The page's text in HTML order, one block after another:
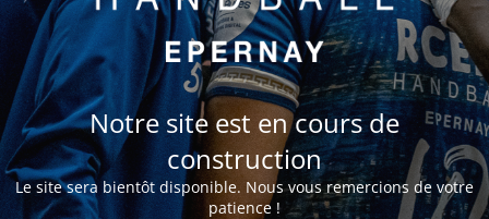
Notre site est en cours de
construction
Le site sera bientôt disponible. Nous vous remercions de votre
patience !